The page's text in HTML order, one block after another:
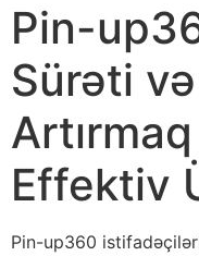
Pin-
Sürəti
Effektiv
Pin-up360